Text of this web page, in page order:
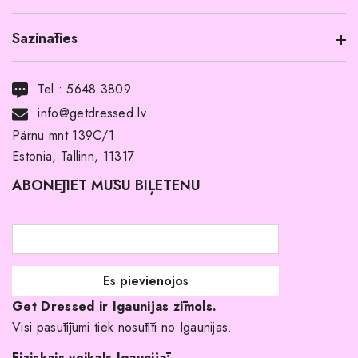
Informācija par produktu
Noma ar pirkuma tiesībām
Par mums
Pirkuma noteikumi un nosacījumi
Atgriešanas politika
Līgavas družiņu kleitas
Veikali
Kāpēc izvēlēties mūs?
Sazināties
Tel :5648 3809
info@getdressed.lv
Pärnu mnt 139C/1
Estonia, Tallinn, 11317
ABONĒJIET MŪSU BIĻETENU
Get Dressed ir Igaunijas zīmols.
Visi pasūtījumi tiek nosūtīti no Igaunijas.